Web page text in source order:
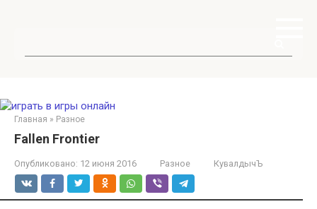
Главная » Разное
Fallen Frontier
Опубликовано: 12 июня 2016 Разное КувалдычЪ